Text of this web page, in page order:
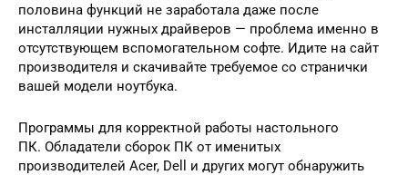
половина функций не заработала даже после
инсталляции нужных драйверов — проблема именно в
отсутствующем вспомогательном софте. Идите на сайт
производителя и скачивайте требуемое со странички
вашей модели ноутбука.
Программы для корректной работы настольного
ПК. Обладатели сборок ПК от именитых
производителей Acer, Dell и других могут обнаружить